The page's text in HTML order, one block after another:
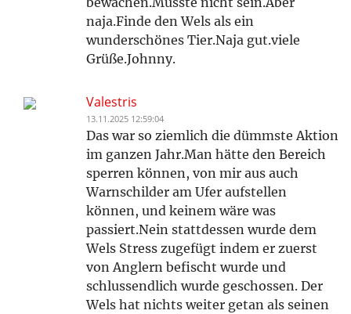
naja.Finde den Wels als ein
wunderschönes Tier.Naja gut.viele
Grüße.Johnny.
Valestris
13.11.2025 12:59:04
Das war so ziemlich die dümmste Aktion
im ganzen Jahr.Man hätte den Bereich
sperren können, von mir aus auch
Warnschilder am Ufer aufstellen
können, und keinem wäre was
passiert.Nein stattdessen wurde dem
Wels Stress zugefügt indem er zuerst
von Anglern befischt wurde und
schlussendlich wurde geschossen. Der
Wels hat nichts weiter getan als seinen